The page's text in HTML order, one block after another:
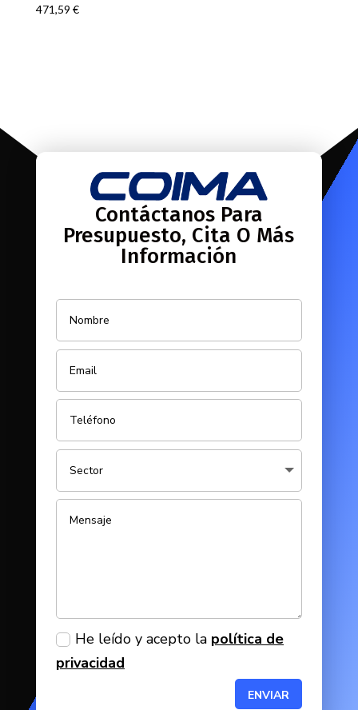
471,59 €
Contáctanos Para
Presupuesto, Cita O Más
Información
He leído y acepto la política de
privacidad
ENVIAR